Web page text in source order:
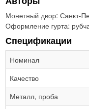
Монетный двор: Санкт-
Оформление гурта:
Спецификации
Номинал
Качество
Металл, проба